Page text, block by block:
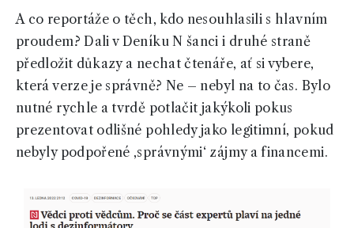
A co reportáže o těch, kdo nesouhlasili s hlavním
proudem? Dali v Deníku N šanci i druhé straně
předložit důkazy a nechat čtenáře, ať si vybere,
která verze je správně? Ne – nebyl na to čas. Bylo
nutné rychle a tvrdě potlačit jakýkoli pokus
prezentovat odlišné pohledy jako legitimní, pokud
nebyly podpořené ‚správnými‘ zájmy a financemi.